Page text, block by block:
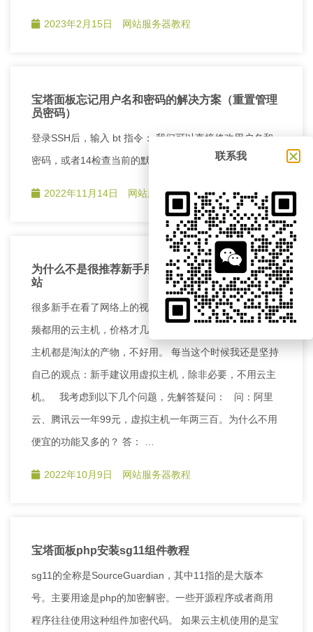
2023年2月15日 网站服务器教程
宝塔面板忘记用户名和密码的解决方案（重置管理
员密码）
登录SSH后，输入 bt 指令： 我们可以直接修改用户名和
密码，或者14检查当前的默认信息。
2022年11月14日 网站服务器教程
为什么不是很推荐新手用云主机、宝塔面板来做网
站
很多新手在看了网络上的视频后回来跟我说“你看，人家视
频都用的云主机，价格才几十块一年，功能又多”，说虚拟
主机都是淘汰的产物，不好用。 每当这个时候我还是坚持
自己的观点：新手建议用虚拟主机，除非必要，不用云主
机。 我考虑到以下几个问题，先解答疑问： 问：阿里
云、腾讯云一年99元，虚拟主机一年两三百。为什么不用
便宜的功能又多的？ 答： …
2022年10月9日 网站服务器教程
宝塔面板php安装sg11组件教程
sg11的全称是SourceGuardian，其中11指的是大版本
号。主要用途是php的加密解密。一些开源程序或者商用
程序往往使用这种组件加密代码。 如果云主机使用的是宝
联系我